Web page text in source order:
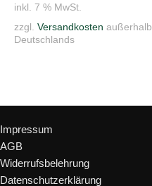
inkl. 7 % MwSt.
zzgl. Versandkosten außerhalb
Deutschlands
Impressum
AGB
Widerrufsbelehrung
Datenschutzerklärung